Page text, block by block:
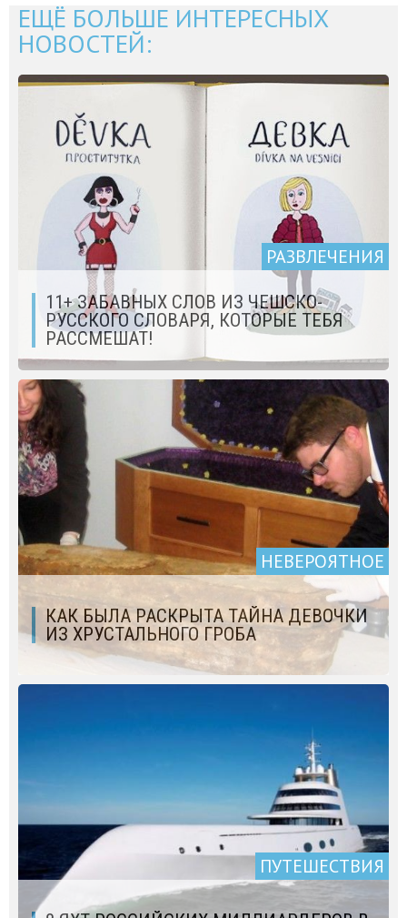
ЕЩЁ БОЛЬШЕ ИНТЕРЕСНЫХ
НОВОСТЕЙ:
РАЗВЛЕЧЕНИЯ
11+ ЗАБАВНЫХ СЛОВ ИЗ ЧЕШСКО-
РУССКОГО СЛОВАРЯ, КОТОРЫЕ ТЕБЯ
РАССМЕШАТ!
НЕВЕРОЯТНОЕ
КАК БЫЛА РАСКРЫТА ТАЙНА ДЕВОЧКИ
ИЗ ХРУСТАЛЬНОГО ГРОБА
ПУТЕШЕСТВИЯ